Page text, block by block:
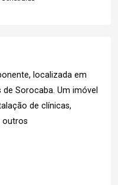
localizada em
Sorocaba. Um imóvel
de clínicas,
outros